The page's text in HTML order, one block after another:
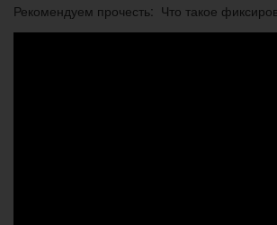
Рекомендуем прочесть: Что такое